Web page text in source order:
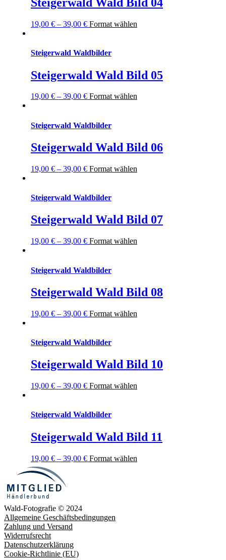
19,00 €– 39,00 € Format wählen
Steigerwald Waldbilder
Steigerwald Wald Bild 05
19,00 €– 39,00 € Format wählen
Steigerwald Waldbilder
Steigerwald Wald Bild 06
19,00 €– 39,00 € Format wählen
Steigerwald Waldbilder
Steigerwald Wald Bild 07
19,00 €– 39,00 € Format wählen
Steigerwald Waldbilder
Steigerwald Wald Bild 08
19,00 €– 39,00 € Format wählen
Steigerwald Waldbilder
Steigerwald Wald Bild 10
19,00 €– 39,00 € Format wählen
Steigerwald Waldbilder
Steigerwald Wald Bild 11
19,00 €– 39,00 € Format wählen
Wald-Fotografie © 2024
Allgemeine Geschäftsbedingungen
Zahlung und Versand
Widerrufsrecht
Datenschutzerklärung
Cookie-Richtlinie (EU)